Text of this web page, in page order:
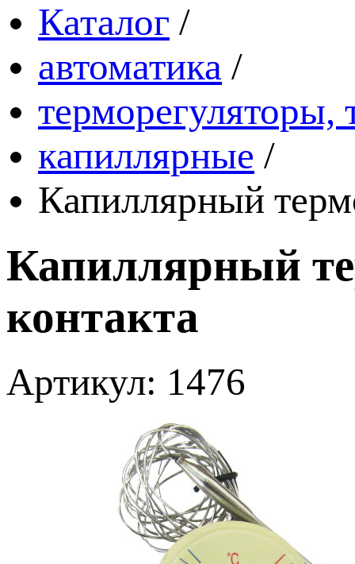
Каталог /
автоматика /
терморегуляторы,
капиллярные /
Капиллярный
Капиллярный
контакта
Артикул: 1476